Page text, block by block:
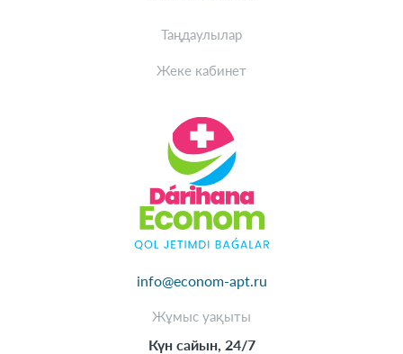
info@econom-apt.ru
Жұмыс уақыты
Күн сайын, 24/7
Таңдаулылар
Жеке кабинет